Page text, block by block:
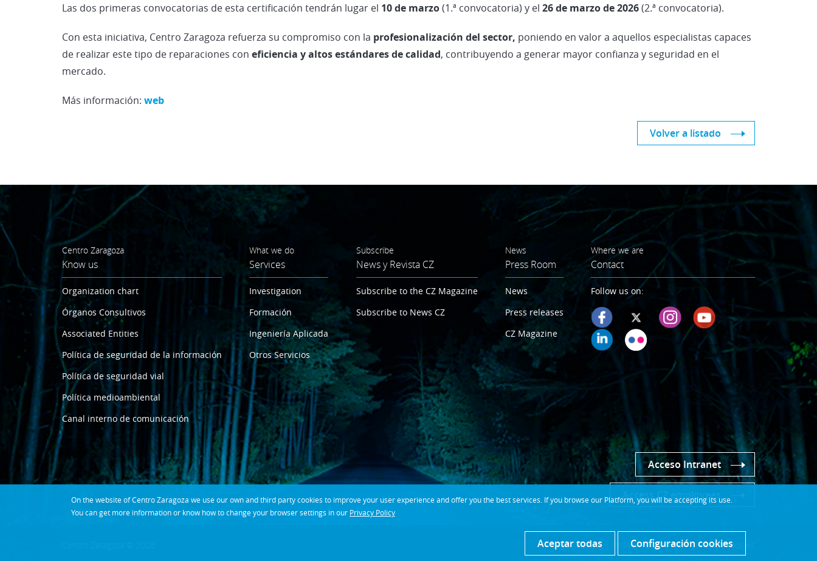
On the website of Centro Zaragoza we use our own and third party cookies to improve your user experience and offer you the best services. If you browse our Platform, you will be accepting its use.
You can get more information or know how to change your browser settings in our Privacy Policy
Aceptar todas Configuración cookies
Las dos primeras convocatorias de esta certificación tendrán lugar el 10 de marzo(1.ª convocatoria) y el 26 de marzo de 2026(2.ª convocatoria).
Con esta iniciativa, Centro Zaragoza refuerza su compromiso con la profesionalización del sector, poniendo en valor a aquellos especialistas capaces
de realizar este tipo de reparaciones con eficiencia y altos estándares de calidad, contribuyendo a generar mayor confianza y seguridad en el
mercado.
Más información: web
Volver a listado
Centro Zaragoza
Know us
Organization chart
Órganos Consultivos
Associated Entities
Política de seguridad de la información
Política de seguridad vial
Política medioambiental
Canal interno de comunicación
What we do
Services
Investigation
Formación
Ingeniería Aplicada
Otros Servicios
Subscribe
News y Revista CZ
Subscribe to the CZ Magazine
Subscribe to News CZ
News
Press Room
News
Press releases
CZ Magazine
Where we are
Contact
Follow us on:
Acceso Intranet
Access CZ employees
Legal warning Privacy Policy|Configuración cookies